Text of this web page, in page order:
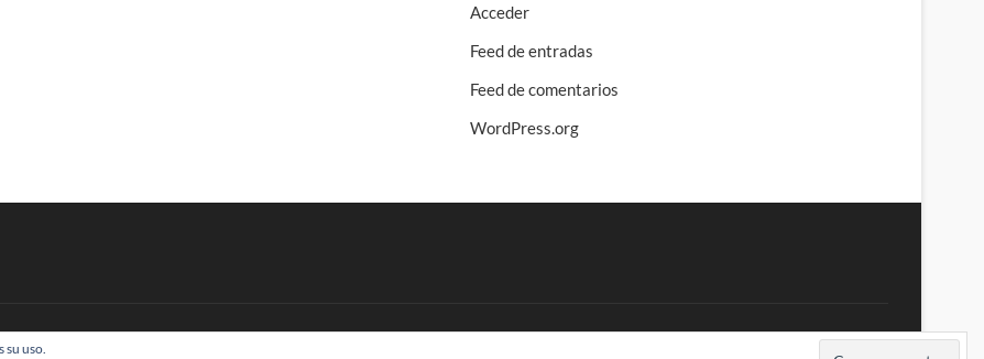
Acceder
Feed de entradas
Feed de comentarios
WordPress.org
los derechos reservados
su uso.